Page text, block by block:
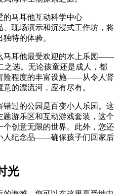
的马耳他互动科学中心
、现场演示和沉浸式工作坊，将
特的体验。
马耳他最受欢迎的水上乐园——
之选。无论孩童还是成人，都
险程度的丰富设施——从令人肾
意的漂流河，应有尽有。
过的公园是百变小人乐园。这
游乐区和互动游戏套装，这个
创意无限的世界。此外，您还
人纪念品——确保孩子们回家后
光